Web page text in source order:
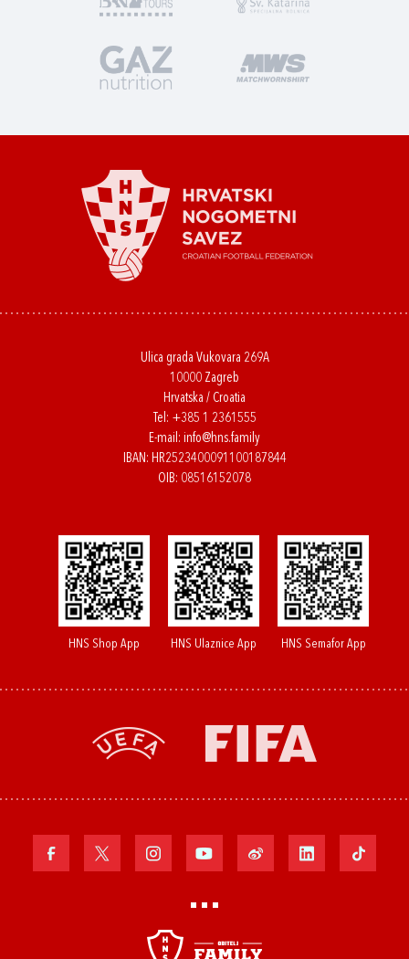
Ulica grada Vukovara 269A
10000 Zagreb
Hrvatska / Croatia
Tel: +385 1 2361555
E-mail: info@hns.family
IBAN: HR2523400091100187844
OIB: 08516152078
HNS Shop App HNS Ulaznice App HNS Semafor App